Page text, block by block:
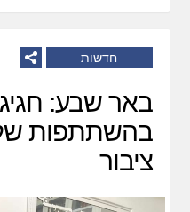
חדשות
באר שבע:
בהשתתפות
ציבור